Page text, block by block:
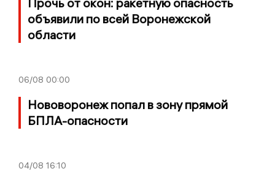
объявили по всей Воронежской
области
06/08 00:00
Нововоронеж попал в зону прямой
БПЛА-опасности
04/08 16:10